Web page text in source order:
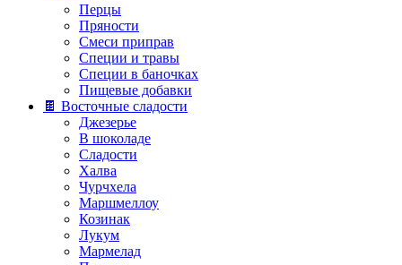
Перцы
Пряности
Смеси приправ
Специи и травы
Специи в баночках
Пищевые добавки
🍫 Восточные сладости
Джезерье
В шоколаде
Сладости
Халва
Чурчхела
Маршмеллоу
Козинак
Лукум
Мармелад